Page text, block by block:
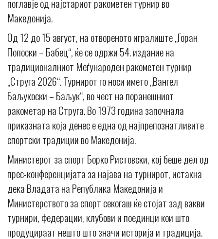
поглавје од најстариот ракометен турнир во
Македонија.
Од 12 до 15 август, на отвореното игралиште „Горан
Попоски – Бабец“, ќе се одржи 54. издание на
традиционалниот Меѓународен ракометен турнир
„Струга 2026“. Турнирот го носи името „Вангел
Баљукоски – Баљук“, во чест на поранешниот
ракометар на Струга. Во 1973 година започнала
приказната која денес е една од најпрепознатливите
спортски традиции во Македонија.
Министерот за спорт Борко Ристовски, кој беше дел од
прес-конференцијата за најава на турнирот, истакна
дека Владата на Република Македонија и
Министерството за спорт секогаш ќе стојат зад вакви
турнири, федерации, клубови и поединци кои што
продуцираат нешто што значи историја и традиција.